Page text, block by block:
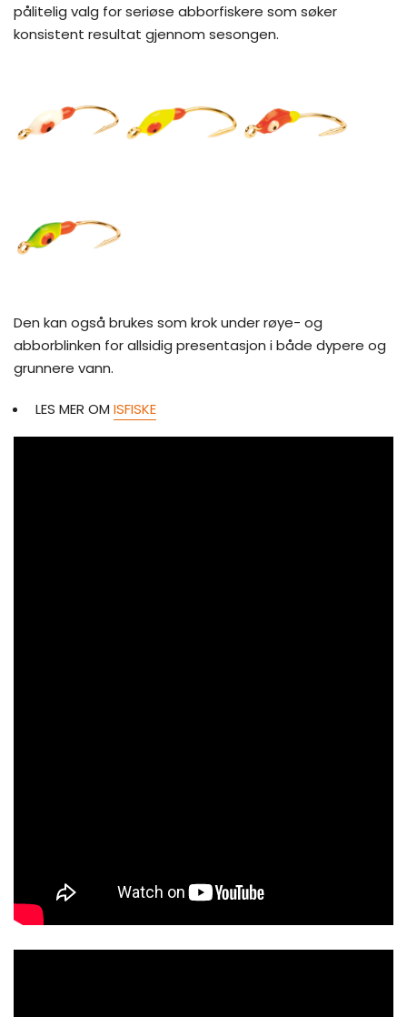
pålitelig valg for seriøse abborfiskere som søker
konsistent resultat gjennom sesongen.
Den kan også brukes som krok under røye- og
abborblinken for allsidig presentasjon i både dypere og
grunnere vann.
LES MER OM ISFISKE